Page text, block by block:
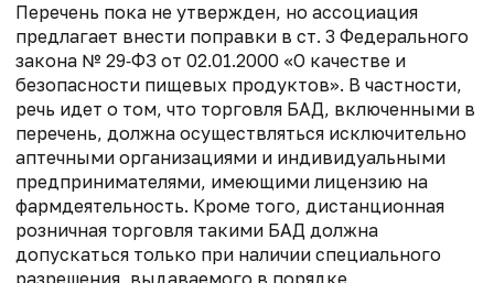
Перечень пока не утвержден, но ассоциация
предлагает внести поправки в ст. 3 Федерального
закона № 29‑ФЗ от 02.01.2000 «О качестве и
безопасности пищевых продуктов». В частности,
речь идет о том, что торговля БАД, включенными в
перечень, должна осуществляться исключительно
аптечными организациями и индивидуальными
предпринимателями, имеющими лицензию на
фармдеятельность. Кроме того, дистанционная
розничная торговля такими БАД должна
допускаться только при наличии специального